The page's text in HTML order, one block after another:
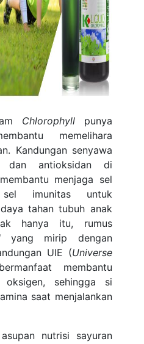
Chlorophyll punya
memelihara
Kandungan senyawa
dan antioksidan di
menjaga sel
imunitas untuk
tahan tubuh anak
hanya itu, rumus
yang mirip dengan
UIE (Universe
membantu
oksigen, sehingga si
saat menjalankan
nutrisi sayuran